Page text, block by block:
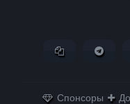
Копировать
Спонсоры